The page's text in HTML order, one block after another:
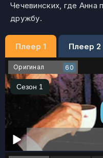
Чечевинских, где Анна
дружбу.
Плеер 1 Плеер 2
Оригинал 60